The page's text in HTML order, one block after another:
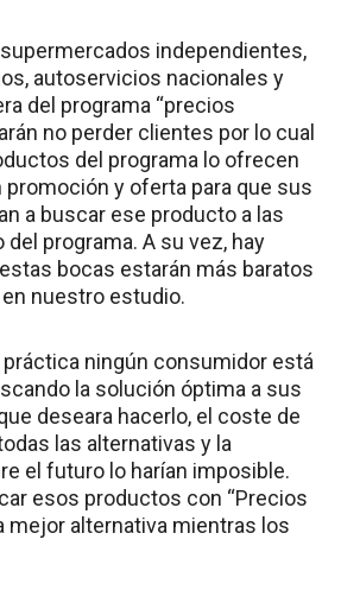
independientes,
autoservicios nacionales y
del programa “precios
no perder clientes por lo cual
del programa lo ofrecen
y oferta para que sus
a buscar ese producto a las
programa. A su vez, hay
bocas estarán más baratos
nuestro estudio.
práctica ningún consumidor está
la solución óptima a sus
deseara hacerlo, el coste de
las alternativas y la
el futuro lo harían imposible.
esos productos con “Precios
mejor alternativa mientras los